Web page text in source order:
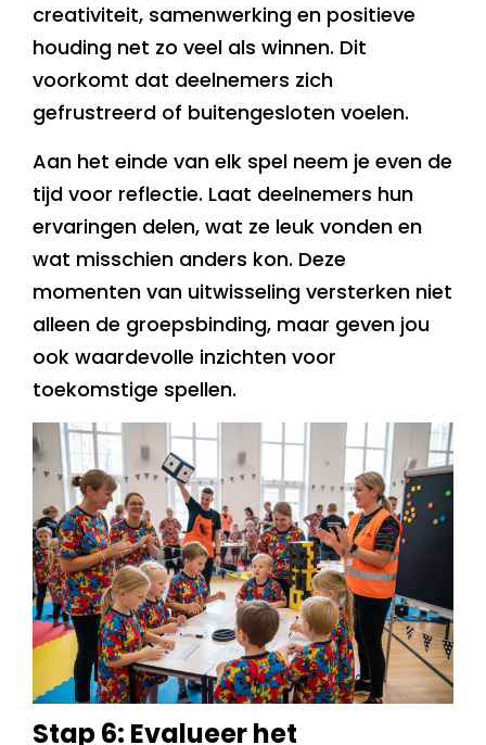
creativiteit, samenwerking en positieve
houding net zo veel als winnen. Dit
voorkomt dat deelnemers zich
gefrustreerd of buitengesloten voelen.
Aan het einde van elk spel neem je even de
tijd voor reflectie. Laat deelnemers hun
ervaringen delen, wat ze leuk vonden en
wat misschien anders kon. Deze
momenten van uitwisseling versterken niet
alleen de groepsbinding, maar geven jou
ook waardevolle inzichten voor
toekomstige spellen.
Stap 6: Evalueer het